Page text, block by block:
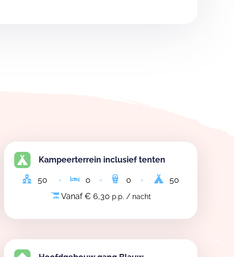
Kampeerterrein inclusief tenten
50 0 0
50
Vanaf € 6,30 p.p. / nacht